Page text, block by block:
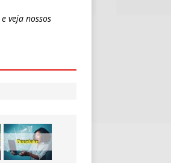
e veja nossos